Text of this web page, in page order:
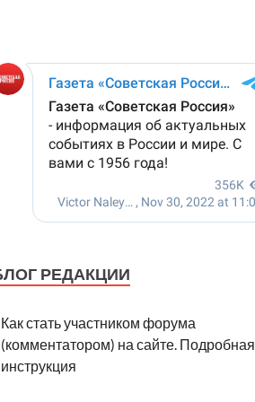
РЕДАКЦИИ
Как стать участником форума
(комментатором) на сайте. Подробная
инструкция